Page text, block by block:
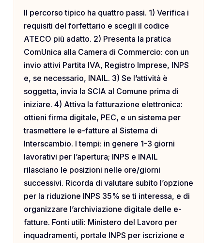
Il percorso tipico ha quattro passi. 1) Verifica i
requisiti del forfettario e scegli il codice
ATECO più adatto. 2) Presenta la pratica
ComUnica alla Camera di Commercio: con un
invio attivi Partita IVA, Registro Imprese, INPS
e, se necessario, INAIL. 3) Se l’attività è
soggetta, invia la SCIA al Comune prima di
iniziare. 4) Attiva la fatturazione elettronica:
ottieni firma digitale, PEC, e un sistema per
trasmettere le e-fatture al Sistema di
Interscambio. I tempi: in genere 1-3 giorni
lavorativi per l’apertura; INPS e INAIL
rilasciano le posizioni nelle ore/giorni
successivi. Ricorda di valutare subito l’opzione
per la riduzione INPS 35% se ti interessa, e di
organizzare l’archiviazione digitale delle e-
fatture. Fonti utili: Ministero del Lavoro per
inquadramenti, portale INPS per iscrizione e